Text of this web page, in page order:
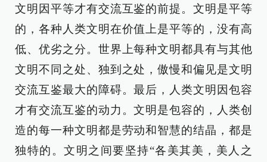
文明因平等才有交流互鉴的前提。文明是平等
的，各种人类文明在价值上是平等的，没有高
低、优劣之分。世界上每种文明都具有与其他
文明不同之处、独到之处，傲慢和偏见是文明
交流互鉴最大的障碍。最后，人类文明因包容
才有交流互鉴的动力。文明是包容的，人类创
造的每一种文明都是劳动和智慧的结晶，都是
独特的。文明之间要坚持“各美其美，美人之